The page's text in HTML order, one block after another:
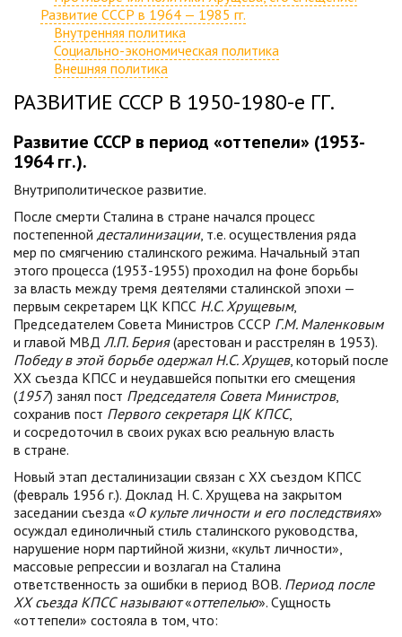
Развитие СССР в 1964 — 1985 гг.
Внутренняя политика
Социально-экономическая политика
Внешняя политика
РАЗВИТИЕ СССР В 1950-1980-е ГГ.
Развитие СССР в период «оттепели» (1953-
1964 гг.).
Внутриполитическое развитие.
После смерти Сталина в стране начался процесс
постепенной десталинизации, т.е. осуществления ряда
мер по смягчению сталинского режима. Начальный этап
этого процесса (1953-1955) проходил на фоне борьбы
за власть между тремя деятелями сталинской эпохи —
первым секретарем ЦК КПСС Н.С. Хрущевым,
Председателем Совета Министров СССР Г.М. Маленковым
и главой МВД Л.П. Берия(арестован и расстрелян в 1953).
Победу в этой борьбе одержал Н.С. Хрущев, который после
ХХ съезда КПСС и неудавшейся попытки его смещения
(1957) занял пост Председателя Совета Министров,
сохранив пост Первого секретаря ЦК КПСС,
и сосредоточил в своих руках всю реальную власть
в стране.
Новый этап десталинизации связан с ХХ съездом КПСС
(февраль 1956 г.). Доклад Н. С. Хрущева на закрытом
заседании съезда «О культе личности и его последствиях»
осуждал единоличный стиль сталинского руководства,
нарушение норм партийной жизни, «культ личности»,
массовые репрессии и возлагал на Сталина
ответственность за ошибки в период ВОВ. Период после
ХХ съезда КПСС называют«оттепелью». Сущность
«оттепели» состояла в том, что: